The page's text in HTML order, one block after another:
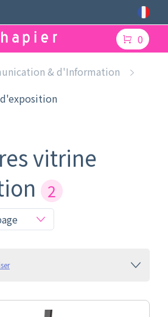
0
& d'Information
vitrine
2